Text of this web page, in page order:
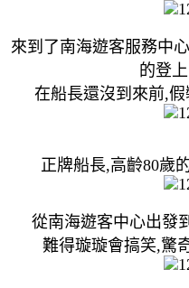
來到了南海遊客服務中
的登
在船長還沒到來前,
正牌船長,高齡80歲
從南海遊客中心出發
難得璇璇會搞笑,驚